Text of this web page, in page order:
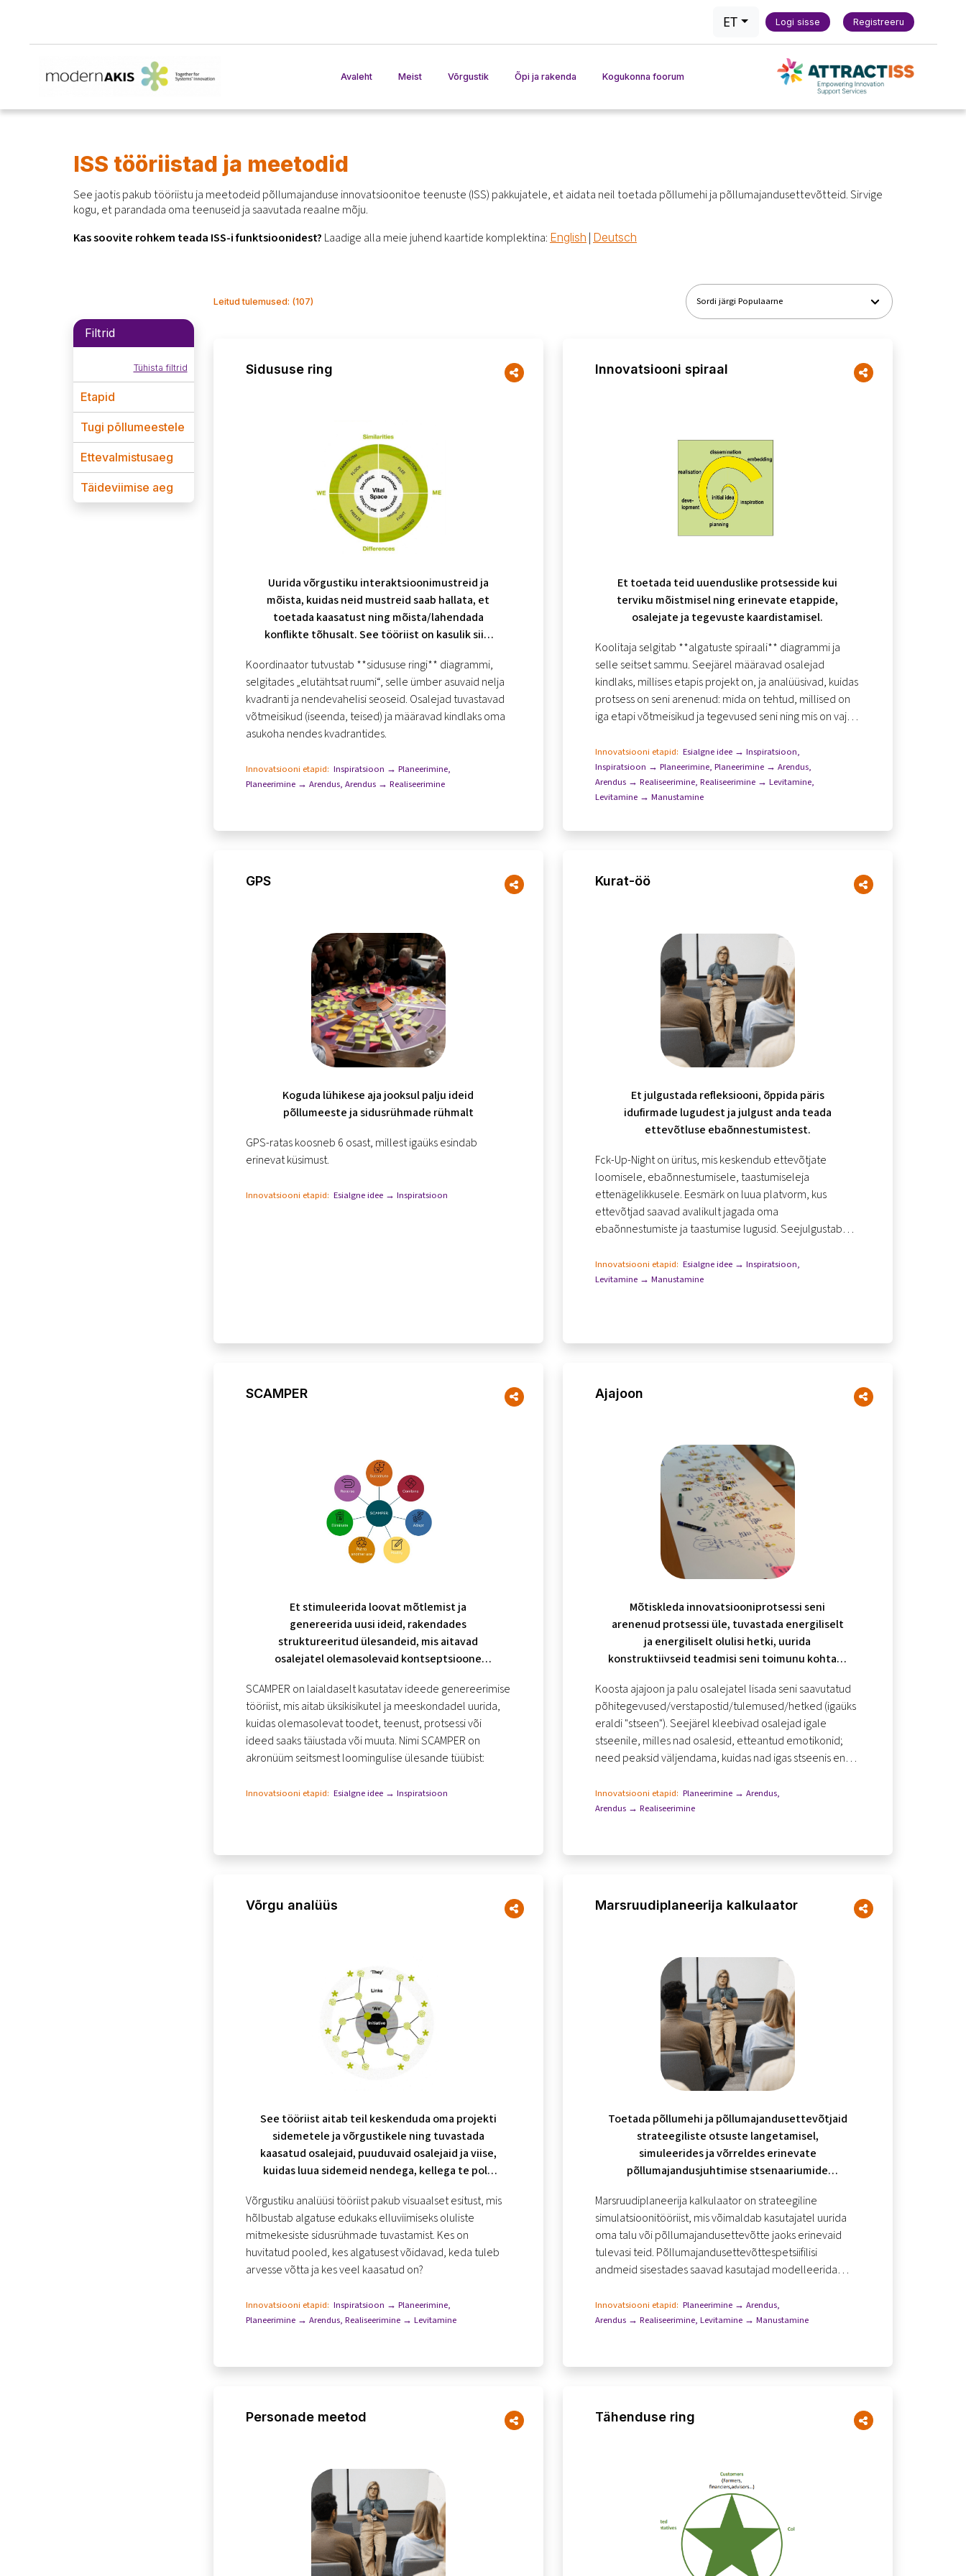
ET Logi sisse Registreeru
Avaleht Meist Võrgustik Õpi ja rakenda
Tööriistad
AKISinteracti tööriist
Kogukonna foorum
ISS tööriistad ja meetodid
See jaotis pakub tööriistu ja meetodeid põllumajanduse innovatsioonitoe teenuste (ISS) pakkujatele, et aidata neil toetada põllumehi ja põllumajandusettevõtteid.Sirvige
kogu, et parandada oma teenuseid ja saavutada reaalne mõju.
Kas soovite rohkem teada ISS-i funktsioonidest? Laadige alla meie juhend kaartide komplektina: English | Deutsch
Filtrid
Tühista filtrid
Etapid
Tugi põllumeestele
Ettevalmistusaeg
Täideviimise aeg
Leitud tulemused: (107) Sordi järgi Populaarne
Sidususe ring
Uurida võrgustiku interaktsioonimustreid ja
mõista, kuidas neid mustreid saab hallata, et
toetada kaasatust ning mõista/lahendada
konflikte tõhusalt. See tööriist on kasulik siis,
Koordinaator tutvustab **sidususe ringi** diagrammi,
selgitades „elutähtsat ruumi“, selle ümber asuvaid nelja
kvadranti ja nendevahelisi seoseid. Osalejad tuvastavad
võtmeisikud (iseenda, teised) ja määravad kindlaks oma
asukoha nendes kvadrantides.
Innovatsiooni etapid: Inspiratsioon → Planeerimine,
Planeerimine → Arendus, Arendus → Realiseerimine
Innovatsiooni spiraal
Et toetada teid uuenduslike protsesside kui
terviku mõistmisel ning erinevate etappide,
osalejate ja tegevuste kaardistamisel.
Koolitaja selgitab **algatuste spiraali** diagrammi ja
selle seitset sammu. Seejärel määravad osalejad
kindlaks, millises etapis projekt on, ja analüüsivad, kuidas
protsess on seni arenenud: mida on tehtud, millised on
iga etapi võtmeisikud ja tegevused seni ning mis on vaja
Innovatsiooni etapid: Esialgne idee → Inspiratsioon,
Inspiratsioon → Planeerimine, Planeerimine → Arendus,
Arendus → Realiseerimine, Realiseerimine → Levitamine,
Levitamine → Manustamine
GPS
Koguda lühikese aja jooksul palju ideid
põllumeeste ja sidusrühmade rühmalt
GPS-ratas koosneb 6 osast, millest igaüks esindab
erinevat küsimust.
Innovatsiooni etapid: Esialgne idee → Inspiratsioon
Kurat-öö
Et julgustada refleksiooni, õppida päris
idufirmade lugudest ja julgust anda teada
ettevõtluse ebaõnnestumistest.
Fck-Up-Night on üritus, mis keskendub ettevõtjate
loomisele, ebaõnnestumisele, taastumiseleja
ettenägelikkusele. Eesmärk on luua platvorm, kus
ettevõtjad saavad avalikult jagada oma
ebaõnnestumiste ja taastumise lugusid. Seejulgustab
ebaõnnestumistest õppi...
Innovatsiooni etapid: Esialgne idee → Inspiratsioon,
Levitamine → Manustamine
SCAMPER
Et stimuleerida loovat mõtlemist ja
genereerida uusi ideid, rakendades
struktureeritud ülesandeid, mis aitavad
osalejatel olemasolevaid kontseptsioone
SCAMPER on laialdaselt kasutatav ideede genereerimise
tööriist, mis aitab üksikisikutel ja meeskondadel uurida,
kuidas olemasolevat toodet, teenust, protsessi või
ideed saaks täiustada või muuta. Nimi SCAMPER on
akronüüm seitsmest loomingulise ülesande tüübist:
Innovatsiooni etapid: Esialgne idee → Inspiratsioon
Ajajoon
Mõtiskleda innovatsiooniprotsessi seni
arenenud protsessi üle, tuvastada energiliselt
ja energiliselt olulisi hetki, uurida
konstruktiivseid teadmisi seni toimunu kohta ja
Koosta ajajoon ja palu osalejatel lisada seni saavutatud
põhitegevused/verstapostid/tulemused/hetked (igaüks
eraldi "stseen"). Seejärel kleebivad osalejad igale
stseenile, milles nad osalesid, etteantud emotikonid;
need peaksid väljendama, kuidas nad igas stseenis end
Innovatsiooni etapid: Planeerimine → Arendus,
Arendus → Realiseerimine
Võrgu analüüs
See tööriist aitab teil keskenduda oma projekti
sidemetele ja võrgustikele ning tuvastada
kaasatud osalejaid, puuduvaid osalejaid ja viise,
kuidas luua sidemeid nendega, kellega te pole
Võrgustiku analüüsi tööriist pakub visuaalset esitust, mis
hõlbustab algatuse edukaks elluviimiseks oluliste
mitmekesiste sidusrühmade tuvastamist. Kes on
huvitatud pooled, kes algatusest võidavad, keda tuleb
arvesse võtta ja kes veel kaasatud on?
Innovatsiooni etapid: Inspiratsioon → Planeerimine,
Planeerimine → Arendus, Realiseerimine → Levitamine
Marsruudiplaneerija kalkulaator
Toetada põllumehi ja põllumajandusettevõtjaid
strateegiliste otsuste langetamisel,
simuleerides ja võrreldes erinevate
põllumajandusjuhtimise stsenaariumide
Marsruudiplaneerija kalkulaator on strateegiline
simulatsioonitööriist, mis võimaldab kasutajatel uurida
oma talu või põllumajandusettevõtte jaoks erinevaid
tulevasi teid. Põllumajandusettevõttespetsiifilisi
andmeid sisestades saavad kasutajad modelleerida
Innovatsiooni etapid: Planeerimine → Arendus,
Arendus → Realiseerimine, Levitamine → Manustamine
Personade meetod Tähenduse ring